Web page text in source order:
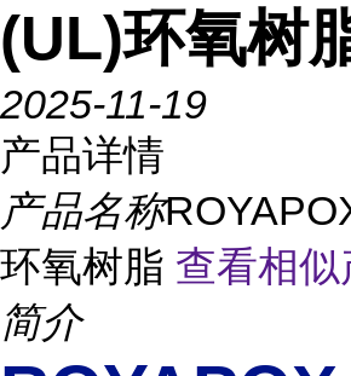
(UL)环氧树
2025-11-19
产品详情
产品名称
环氧树脂 查看相
简介